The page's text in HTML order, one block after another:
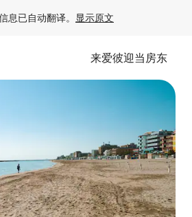
息已自动翻译。 显示原文
来爱彼迎当房东